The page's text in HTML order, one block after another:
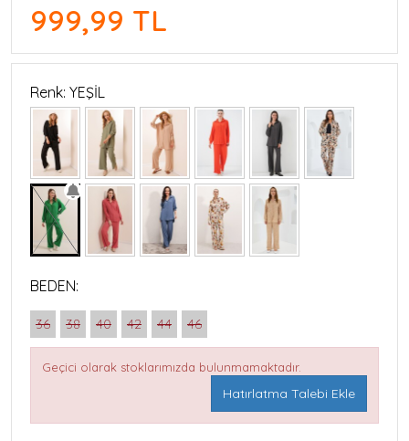
999,99 TL
Renk: YEŞİL
BEDEN:
36 38 40 42 44 46
Geçici olarak stoklarımızda bulunmamaktadır.
Hatırlatma Talebi Ekle